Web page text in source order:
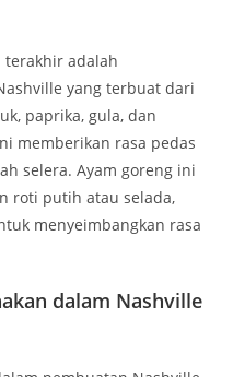
terakhir adalah
yang terbuat dari
paprika, gula, dan
memberikan rasa pedas
selera. Ayam goreng ini
roti putih atau selada,
menyeimbangkan rasa
dalam Nashville